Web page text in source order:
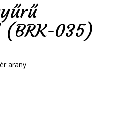
(BRK-035)
arany